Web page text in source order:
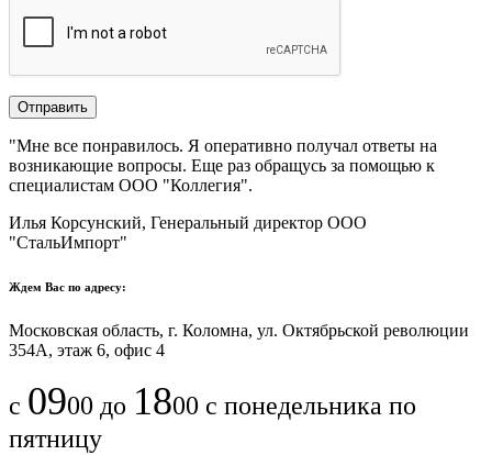
"Мне все понравилось.​ ​Я оперативно получал ответы на
возникающие вопросы. Еще раз обращусь за помощью к
специалистам ООО "Коллегия".​
Илья Корсунский, Генеральный директор ООО
"СтальИмпорт"
Ждем Вас по адресу:
Московская область, г. Коломна, ул. Октябрьской революции
354А, этаж 6, офис 4
с 0900 до 1800 с понедельника по
пятницу